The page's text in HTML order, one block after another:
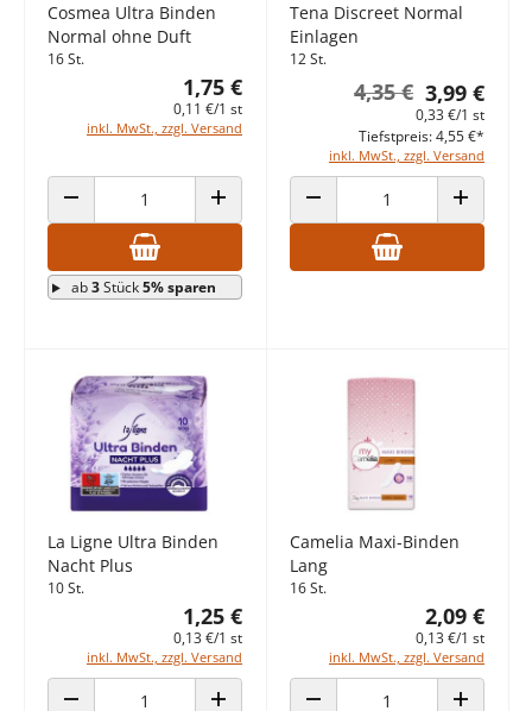
Cosmea Ultra Binden
Normal ohne Duft
16 St.
1,75 €
0,11 €/1 st
inkl. MwSt., zzgl. Versand
ANZAHL VERRINGERN ANZAHL ERHÖHEN
ab3Stück5% sparen
Tena Discreet Normal
Einlagen
12 St.
3,99 €
4,35 €
0,33 €/1 st
inkl. MwSt., zzgl. Versand
Tiefstpreis: 4,55 €*
ANZAHL VERRINGERN ANZAHL
La Ligne Ultra Binden
Nacht Plus
10 St.
1,25 €
0,13 €/1 st
inkl. MwSt., zzgl. Versand
Camelia Maxi-Binden
Lang
16 St.
2,09 €
0,13 €/1 st
inkl. MwSt., zzgl. Versand